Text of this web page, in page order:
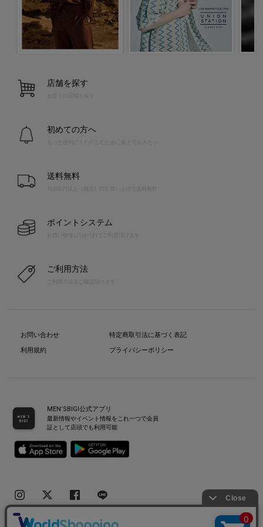
店舗を探す
お近くの店舗を探す
初めての方へ
送料無料
10,000円以上（税込）のお買い上げで送料無料
ポイントシステム
お買い物毎に1pt=1円でご利用頂けます
ご利用方法
お問い合わせ
利用規約
特定商取引法に基づく表記
プライバシーポリシー
MEN’SBIGI公式アプリ
最新情報やイベント情報をこれ一つで会員
証として店頭でも利用可能